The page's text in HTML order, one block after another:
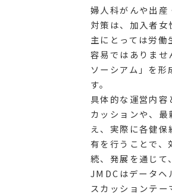
婦人科がんや出産
対策は、加入者
主にとっては労
容易ではありま
ソーシアム」を
す。
具体的な運営内
カッションや、
え、実際に各健
有を行うことで、
続、発展を通じて
JMDCはデータヘ
スカッションテー